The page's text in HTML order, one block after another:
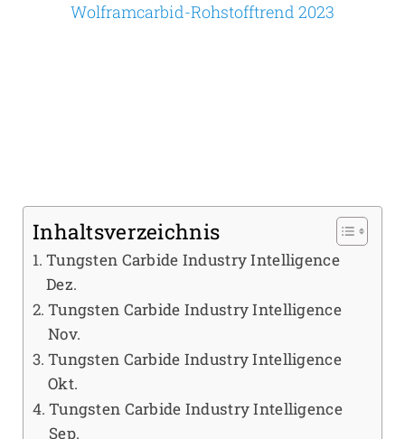
Wolframcarbid-Rohstofftrend 2023
Inhaltsverzeichnis
Tungsten Carbide Industry Intelligence
Dez.
Tungsten Carbide Industry Intelligence
Nov.
Tungsten Carbide Industry Intelligence
Okt.
Tungsten Carbide Industry Intelligence
Sep.